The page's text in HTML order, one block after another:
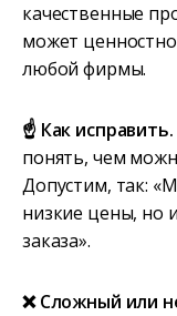
качественные
может
любой фирмы.
☝️ Как исправить.
понять, чем
Допустим, так:
низкие цены, но
заказа».
❌ Сложный или